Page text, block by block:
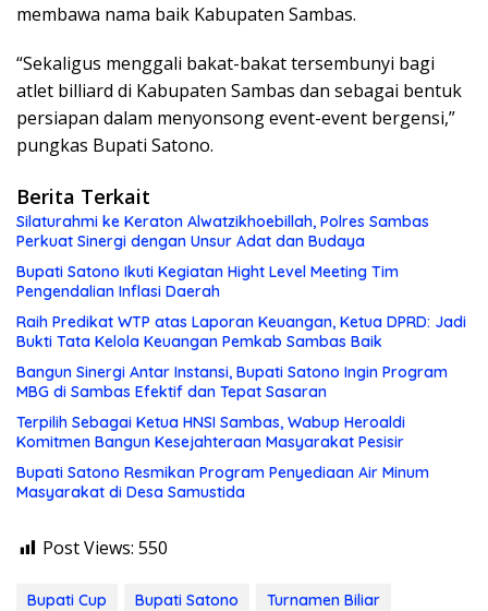
membawa nama baik Kabupaten Sambas.
“Sekaligus menggali bakat-bakat tersembunyi bagi
atlet billiard di Kabupaten Sambas dan sebagai bentuk
persiapan dalam menyonsong event-event bergensi,”
pungkas Bupati Satono.
Berita Terkait
Silaturahmi ke Keraton Alwatzikhoebillah, Polres Sambas
Perkuat Sinergi dengan Unsur Adat dan Budaya
Bupati Satono Ikuti Kegiatan Hight Level Meeting Tim
Pengendalian Inflasi Daerah
Raih Predikat WTP atas Laporan Keuangan, Ketua DPRD: Jadi
Bukti Tata Kelola Keuangan Pemkab Sambas Baik
Bangun Sinergi Antar Instansi, Bupati Satono Ingin Program
MBG di Sambas Efektif dan Tepat Sasaran
Terpilih Sebagai Ketua HNSI Sambas, Wabup Heroaldi
Komitmen Bangun Kesejahteraan Masyarakat Pesisir
Bupati Satono Resmikan Program Penyediaan Air Minum
Masyarakat di Desa Samustida
Post Views: 550
Bupati Cup Bupati Satono Turnamen Biliar